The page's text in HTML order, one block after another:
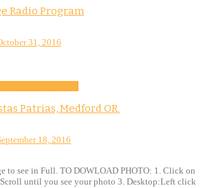
Radio Program
31, 2016
Patrias, Medford OR.
18, 2016
to see in Full. TO DOWLOAD PHOTO: 1. Click on
until you see your photo 3. Desktop:Left click